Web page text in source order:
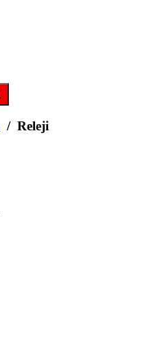
/ Releji